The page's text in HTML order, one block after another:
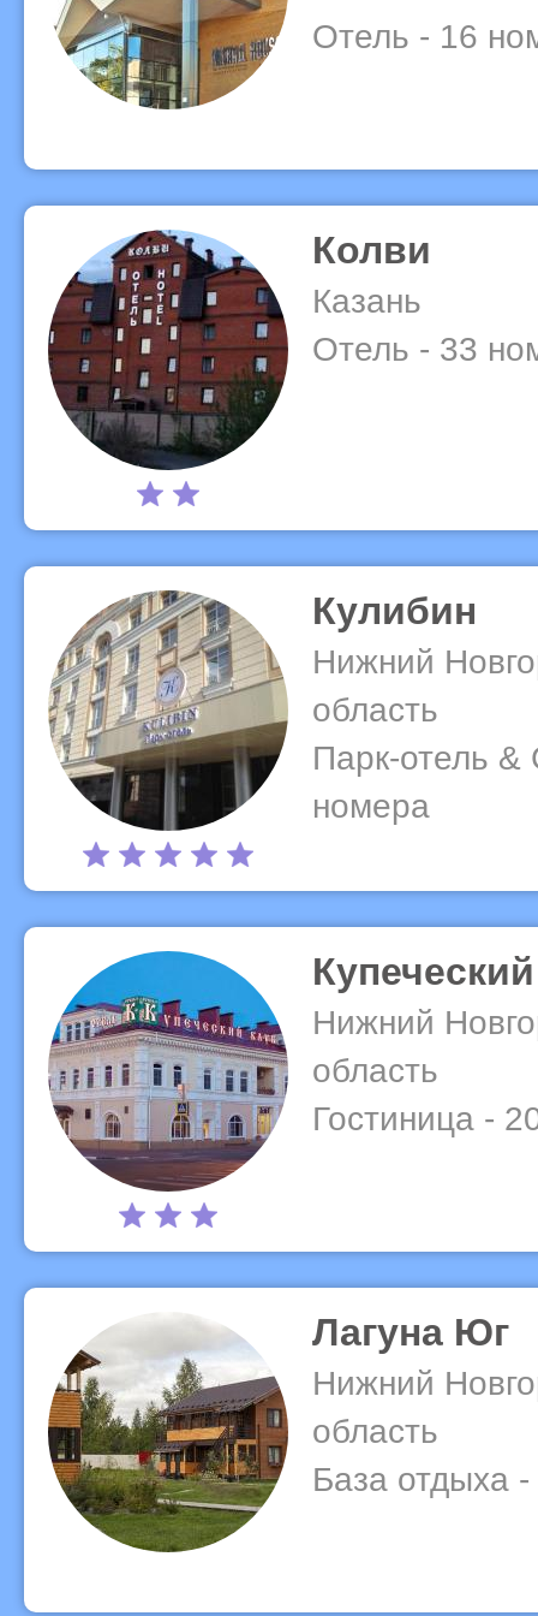
Отель - 16
Колви
Казань
Отель - 33
Кулибин
Нижний
область
Парк-отель
номера
Нижний
область
Гостиница -
Лагуна Юг
Нижний
область
База отдыха